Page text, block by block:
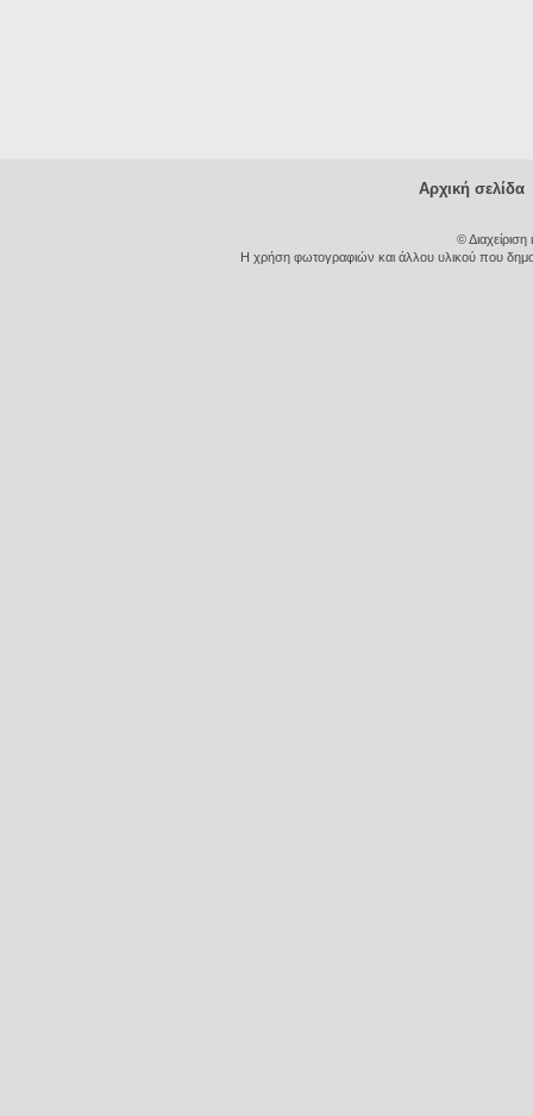
Αρχική σελίδα
©
Η χρήση φωτογραφιών και άλλου υλικού που